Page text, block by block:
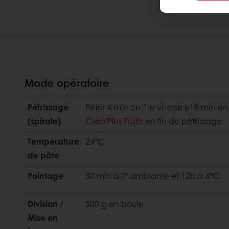
Mode opératoire
Pétrissage
(spirale)
Pétrir 4 min en 1re vitesse et 8 min
Créa’Plus Fruits en fin de pétrissage.
Température
de pâte
24°C
Pointage 30 min à T° ambiante et 12h à 4°C
Division /
Mise en
500 g en boule